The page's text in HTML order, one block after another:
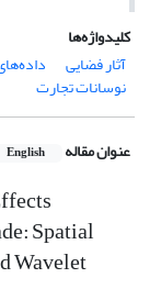
کلیدواژه‌ها
آثار فضایی
نوسانات تجارت
عنوان مقاله English
Spatial
Wavelet